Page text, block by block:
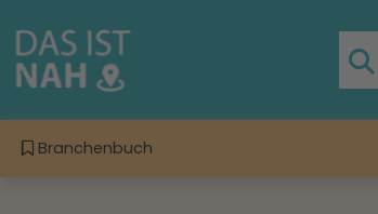
Branchenbuch